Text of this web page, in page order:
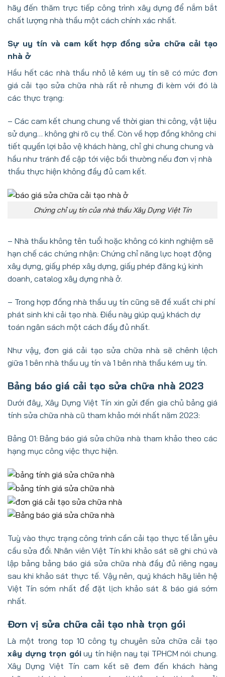
hãy đến thăm trực tiếp công trình xây dựng để nắm bắt
chất lượng nhà thầu một cách chính xác nhất.
Sự uy tín và cam kết hợp đồng sửa chữa cải tạo
nhà ở
Hầu hết các nhà thầu nhỏ lẻ kém uy tín sẽ có mức đơn
giá cải tạo sửa chữa nhà rất rẻ nhưng đi kèm với đó là
các thực trạng:
– Các cam kết chung chung về thời gian thi công, vật liệu
sử dụng… không ghi rõ cụ thể. Còn về hợp đồng không chi
tiết quyền lợi bảo vệ khách hàng, chỉ ghi chung chung và
hầu như tránh đề cập tới việc bồi thường nếu đơn vị nhà
thầu thực hiện không đầy đủ cam kết.
Chứng chỉ uy tín của nhà thầu Xây Dựng Việt Tín
– Nhà thầu không tên tuổi hoặc không có kinh nghiệm sẽ
hạn chế các chứng nhận: Chứng chỉ năng lực hoạt động
xây dựng, giấy phép xây dựng, giấy phép đăng ký kinh
doanh, catalog xây dựng nhà ở.
– Trong hợp đồng nhà thầu uy tín cũng sẽ đề xuất chi phí
phát sinh khi cải tạo nhà. Điều này giúp quý khách dự
toán ngân sách một cách đầy đủ nhất.
Như vậy, đơn giá cải tạo sửa chữa nhà sẽ chênh lệch
giữa 1 bên nhà thầu uy tín và 1 bên nhà thầu kém uy tín.
Bảng báo giá cải tạo sửa chữa nhà 2023
Dưới đây, Xây Dựng Việt Tín xin gửi đến gia chủ bảng giá
tính sửa chữa nhà cũ tham khảo mới nhất năm 2023:
Bảng 01: Bảng báo giá sửa chữa nhà tham khảo theo các
hạng mục công việc thực hiện.
Tuỳ vào thực trạng công trình cần cải tạo thực tế lẫn yêu
cầu sửa đổi. Nhân viên Việt Tín khi khảo sát sẽ ghi chú và
lập bảng bảng báo giá sửa chữa nhà đầy đủ riêng ngay
sau khi khảo sát thực tế. Vậy nên, quý khách hãy liên hệ
Việt Tín sớm nhất để đặt lịch khảo sát & báo giá sớm
nhất.
Đơn vị sửa chữa cải tạo nhà trọn gói
Là một trong top 10 công ty chuyên sửa chữa cải tạo
xây dựng trọn góiuy tín hiện nay tại TPHCM nói chung.
Xây Dựng Việt Tín cam kết sẽ đem đến khách hàng